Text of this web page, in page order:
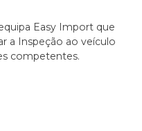
Easy Import que
a Inspeção ao veículo
competentes.